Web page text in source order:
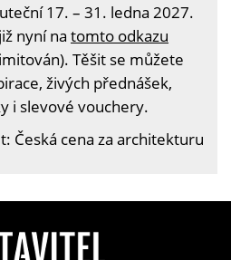
17. – 31. ledna 2027.
nyní na tomto odkazu
Těšit se můžete
živých přednášek,
i slevové vouchery.
Česká cena za architekturu